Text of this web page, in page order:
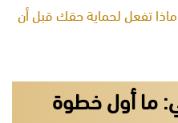
تفعل لحماية حقك قبل أن
ما أول خطوة